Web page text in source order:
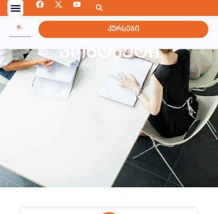
კურსები
კონტაქტი